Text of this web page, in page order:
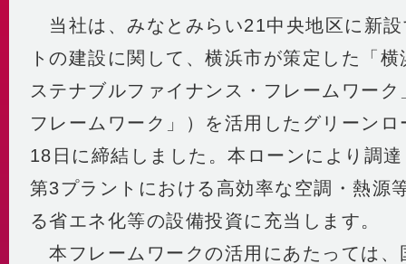
地域への参画
教育機関との連携
地域貢献活動
人材育成と多様な働き方
取得認証
供給エリア
供給設備
センタープラント
第2プラント
第3プラント
主要設備
地域導管
会社紹介動画
各種公開情報
建築物省エネ法
地球温暖化対策計画書
省エネ法 定期報告書・中長期計画書
熱供給事業者別排出係数
横浜市環境保全協定
パートナーシップ構築宣言
1分でわかるみなとみらい21熱供給
当社は、みなとみらい21中央地区に新
トの建設に関して、横浜市が策定した「
ステナブルファイナンス・フレームワー
フレームワーク」）を活用したグリーン
18日に締結しました。本ローンにより調
第3プラントにおける高効率な空調・熱源
る省エネ化等の設備投資に充当します。
本フレームワークの活用にあたっては、